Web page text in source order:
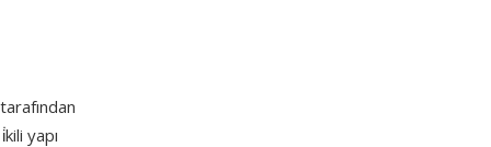
tarafından
yapı